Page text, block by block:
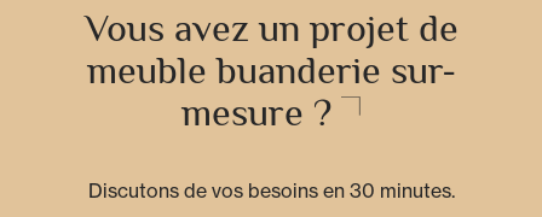
Vous avez un projet de
meuble buanderie sur-
mesure ?
Discutons de vos besoins en 30 minutes.